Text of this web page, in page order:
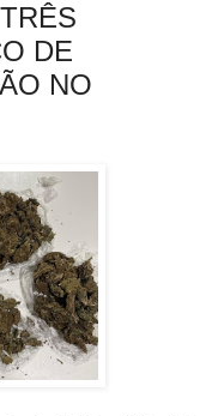
DE
NO